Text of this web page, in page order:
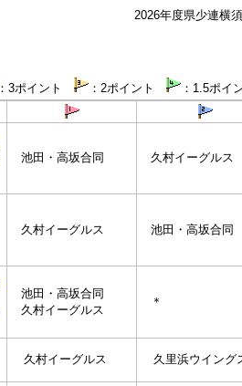
2026年度県少連横
：3ポイント ：2ポイント
：1.5ポイ
池田・高坂合同 久村イーグルス
久村イーグルス 池田・高坂合同
池田・高坂合同
久村イーグルス
＊
久村イーグルス 久里浜ウイング